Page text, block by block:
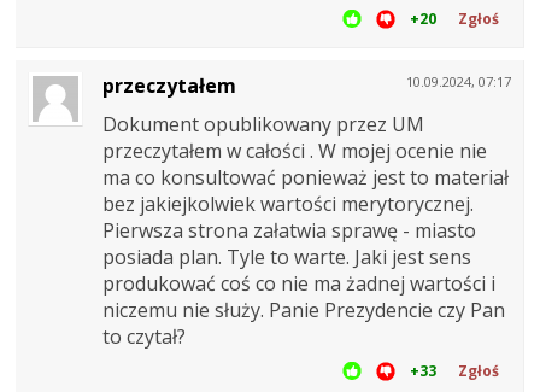
+20 Zgłoś
10.09.2024, 07:17
przeczytałem
Dokument opublikowany przez UM
przeczytałem w całości . W mojej ocenie nie
ma co konsultować ponieważ jest to materiał
bez jakiejkolwiek wartości merytorycznej.
Pierwsza strona załatwia sprawę - miasto
posiada plan. Tyle to warte. Jaki jest sens
produkować coś co nie ma żadnej wartości i
niczemu nie służy. Panie Prezydencie czy Pan
to czytał?
+33 Zgłoś